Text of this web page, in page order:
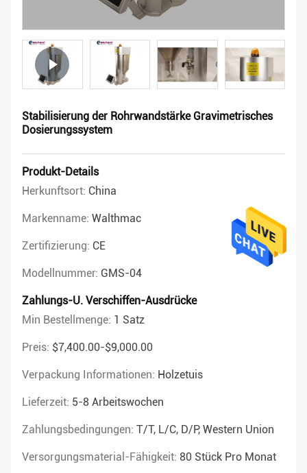
Stabilisierung der Rohrwandstärke Gravimetrisches
Dosierungssystem
Produkt-Details
Herkunftsort: China
Markenname: Walthmac
Zertifizierung: CE
Modellnummer: GMS-04
Zahlungs-U. Verschiffen-Ausdrücke
Min Bestellmenge: 1 Satz
Preis: $7,400.00-$9,000.00
Verpackung Informationen: Holzetuis
Lieferzeit: 5-8 Arbeitswochen
Zahlungsbedingungen: T/T, L/C, D/P, Western Union
Versorgungsmaterial-Fähigkeit: 80 Stück Pro Monat